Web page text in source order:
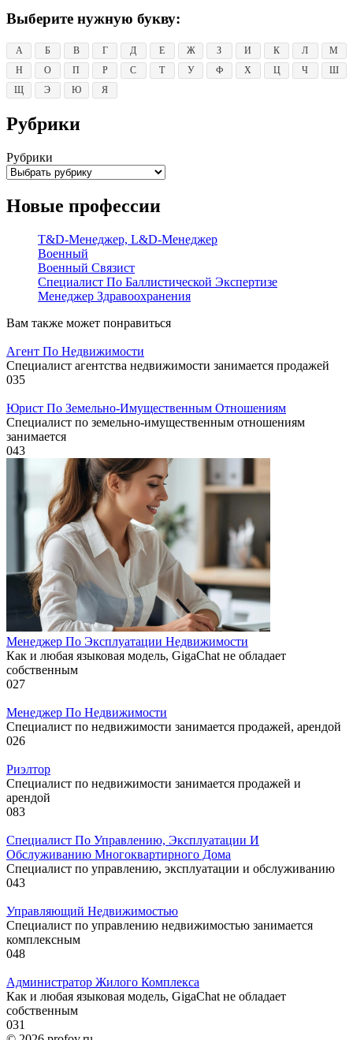
Выберите нужную букву:
А Б В Г Д Е Ж З И К Л
М
Н
О П Р С Т У Ф Х Ц Ч
Ш
Щ
Э Ю Я
Рубрики
Рубрики
Новые профессии
T&D-Менеджер, L&D-Менеджер
Военный
Военный Связист
Специалист По Баллистической Экспертизе
Менеджер Здравоохранения
Вам также может понравиться
Агент По Недвижимости
Специалист агентства недвижимости занимается продажей
035
Юрист По Земельно-Имущественным Отношениям
Специалист по земельно-имущественным отношениям
занимается
043
Менеджер По Эксплуатации Недвижимости
Как и любая языковая модель, GigaChat не обладает
собственным
027
Менеджер По Недвижимости
Специалист по недвижимости занимается продажей, арендой
026
Риэлтор
Специалист по недвижимости занимается продажей и
арендой
083
Специалист По Управлению, Эксплуатации И
Обслуживанию Многоквартирного Дома
Специалист по управлению, эксплуатации и обслуживанию
043
Управляющий Недвижимостью
Специалист по управлению недвижимостью занимается
комплексным
048
Администратор Жилого Комплекса
Как и любая языковая модель, GigaChat не обладает
собственным
031